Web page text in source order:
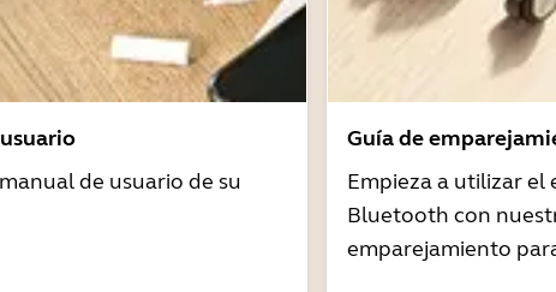
de usuario de su
Guía de
Empieza a utilizar el
Bluetooth con
emparejamiento